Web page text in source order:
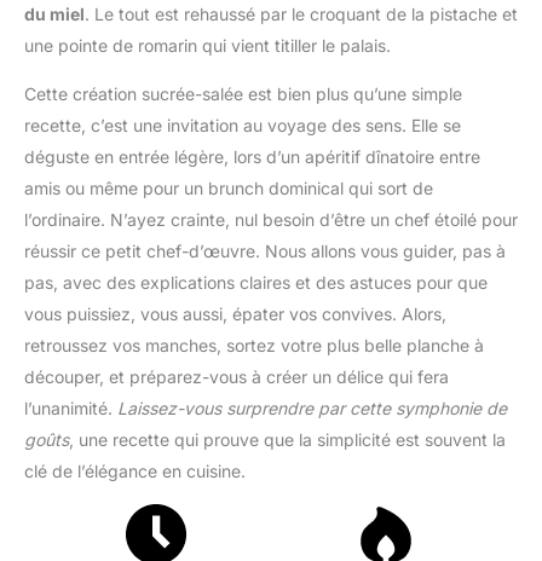
du miel. Le tout est rehaussé par le croquant de la pistache et
une pointe de romarin qui vient titiller le palais.
Cette création sucrée-salée est bien plus qu’une simple
recette, c’est une invitation au voyage des sens. Elle se
déguste en entrée légère, lors d’un apéritif dînatoire entre
amis ou même pour un brunch dominical qui sort de
l’ordinaire. N’ayez crainte, nul besoin d’être un chef étoilé pour
réussir ce petit chef-d’œuvre. Nous allons vous guider, pas à
pas, avec des explications claires et des astuces pour que
vous puissiez, vous aussi, épater vos convives. Alors,
retroussez vos manches, sortez votre plus belle planche à
découper, et préparez-vous à créer un délice qui fera
l’unanimité. Laissez-vous surprendre par cette symphonie de
goûts, une recette qui prouve que la simplicité est souvent la
clé de l’élégance en cuisine.